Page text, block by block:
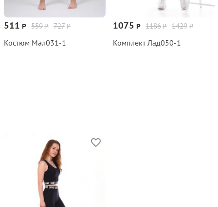
727 Р
559Р
511 Р
Костюм Мал031‑1
1429 Р
1186Р
1075 Р
Комплект Лад050‑1